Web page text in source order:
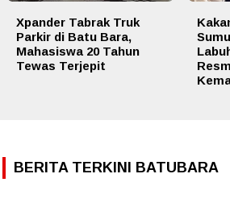
Xpander Tabrak Truk
Parkir di Batu Bara,
Mahasiswa 20 Tahun
Tewas Terjepit
BERITA TERKINI BATUBARA